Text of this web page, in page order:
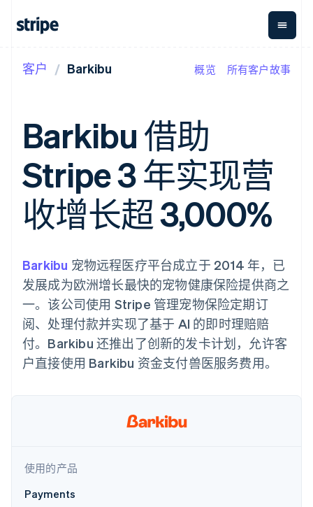
支付
在线支付
Payment links
Checkout
预构建支付界
面
Elements
灵活的 UI 组件
接入 125+ 种支
付方式
Authorization
Boost
支付成功率优
化
Link
加速结账
经常性收入
Metronome
按用量计费
Subscriptions
订阅管理
Invoicing
一次性或定期
账单
税自动化
Revenue
Recognition
会计自动化
Stripe Sigma
自定义报告
Data Pipeline
数据同步
资金管
向第三
方打款
平台
Radar
欺诈防范
Atlas
按企业阶段
按应用场景
智能体商务
加密货币
电子商务
全球化企业
应用内支付
交易市场
资金管理
平台
SaaS
创作者经济
文档
库与 SDK
Stripe Apps
接受线上付款
实施预置结账流程
管理订阅
提供按用量计费
发行稳定币支持的支付卡
通过智能体配置和管理服
务
资源
应用集成
开发者博客
支持
获取支持
托管支持方案
公司
产品路线图
Sessions 年度大会
招聘
资讯中心
Stripe Press
联系
客户 Barkibu 概览 所有客户故事
Barkibu 借助
Stripe 3 年实现营
收增长超 3,000%
Barkibu 宠物远程医疗平台成立于 2014 年，已
发展成为欧洲增长最快的宠物健康保险提供商之
一。该公司使用 Stripe 管理宠物保险定期订
阅、处理付款并实现了基于 AI 的即时理赔赔
付。Barkibu 还推出了创新的发卡计划，允许客
户直接使用 Barkibu 资金支付兽医服务费用。
使用的产品
Payments